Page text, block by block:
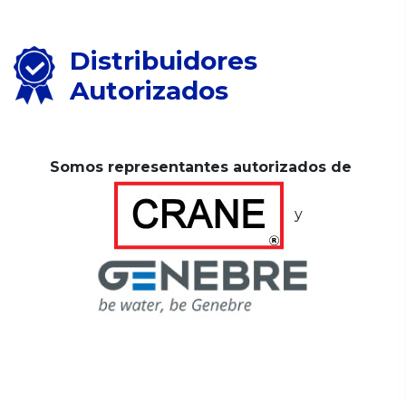
Distribuidores
Autorizados
Somos representantes autorizados de
y